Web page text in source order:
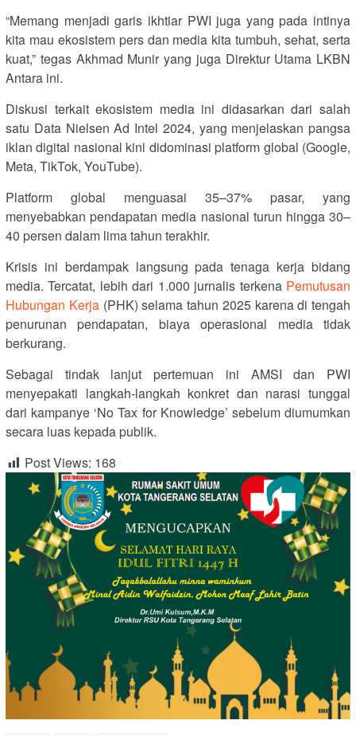
“Memang menjadi garis ikhtiar PWI juga yang pada intinya
kita mau ekosistem pers dan media kita tumbuh, sehat, serta
kuat,” tegas Akhmad Munir yang juga Direktur Utama LKBN
Antara ini.
Diskusi terkait ekosistem media ini didasarkan dari salah
satu Data Nielsen Ad Intel 2024, yang menjelaskan pangsa
iklan digital nasional kini didominasi platform global (Google,
Meta, TikTok, YouTube).
Platform global menguasai 35–37% pasar, yang
menyebabkan pendapatan media nasional turun hingga 30–
40 persen dalam lima tahun terakhir.
Krisis ini berdampak langsung pada tenaga kerja bidang
media. Tercatat, lebih dari 1.000 jurnalis terkena Pemutusan
Hubungan Kerja(PHK) selama tahun 2025 karena di tengah
penurunan pendapatan, biaya operasional media tidak
berkurang.
Sebagai tindak lanjut pertemuan ini AMSI dan PWI
menyepakati langkah-langkah konkret dan narasi tunggal
dari kampanye ‘No Tax for Knowledge’ sebelum diumumkan
secara luas kepada publik.
Post Views: 168